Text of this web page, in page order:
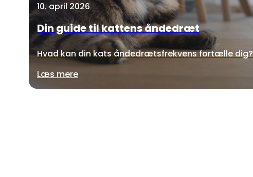
10. april 2026
Din guide til kattens åndedræt
Hvad kan din kats åndedrætsfrekvens fortælle dig?
Læs mere